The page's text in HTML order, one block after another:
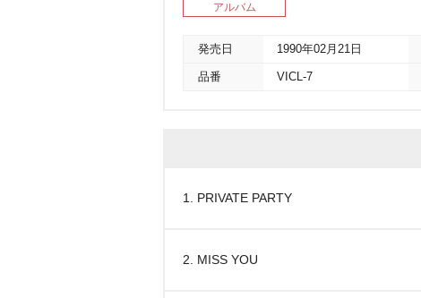
アルバム
発売日 1990年02月21日
品番 VICL-7
1. PRIVATE PARTY
2. MISS YOU